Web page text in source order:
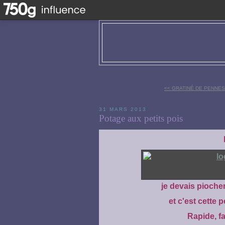
<< GRATINÉ DE
31 MARS 2013
Potage aux petits pois
je devais
et c'est cette
Rapide,